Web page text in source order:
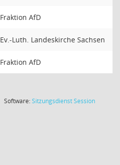
Fraktion AfD
Ev.-Luth. Landeskirche Sachsen
Fraktion AfD
Software:SitzungsdienstSession(Wird in